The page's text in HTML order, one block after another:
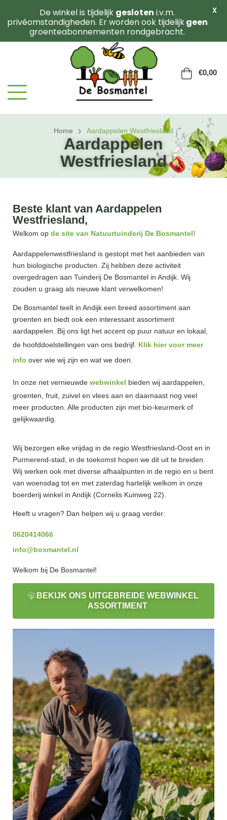
€0,00
Home Aardappelen Westfriesland
Aardappelen
Westfriesland
Beste klant van Aardappelen
Westfriesland,
Welkom op de site van Natuurtuinderij De Bosmantel!
Aardappelenwestfriesland is gestopt met het aanbieden van
hun biologische producten. Zij hebben deze activiteit
overgedragen aan Tuinderij De Bosmantel in Andijk. Wij
zouden u graag als nieuwe klant verwelkomen!
De Bosmantel teelt in Andijk een breed assortiment aan
groenten en biedt ook een interessant assortiment
aardappelen. Bij ons ligt het accent op puur natuur en lokaal,
de hoofddoelstellingen van ons bedrijf. Klik hier voor meer
info over wie wij zijn en wat we doen.
In onze net vernieuwde webwinkel bieden wij aardappelen,
groenten, fruit, zuivel en vlees aan en daarnaast nog veel
meer producten. Alle producten zijn met bio-keurmerk of
gelijkwaardig.
Wij bezorgen elke vrijdag in de regio Westfriesland-Oost en in
Purmerend-stad, in de toekomst hopen we dit uit te breiden.
Wij werken ook met diverse afhaalpunten in de regio en u bent
van woensdag tot en met zaterdag hartelijk welkom in onze
boerderij winkel in Andijk (Cornelis Kuinweg 22).
Heeft u vragen? Dan helpen wij u graag verder:
0620414066
info@bosmantel.nl
Welkom bij De Bosmantel!
BEKIJK ONS UITGEBREIDE WEBWINKEL
ASSORTIMENT
De winkel is tijdelijk gesloten i.v.m.
privéomstandigheden. Er worden ook tijdelijkgeen
groenteabonnementen rondgebracht.
X